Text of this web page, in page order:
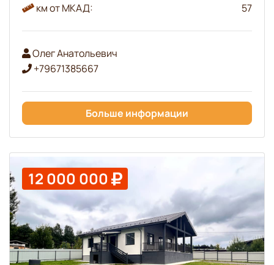
км от МКАД:
57
Олег Анатольевич
+79671385667
Больше информации
12 000 000